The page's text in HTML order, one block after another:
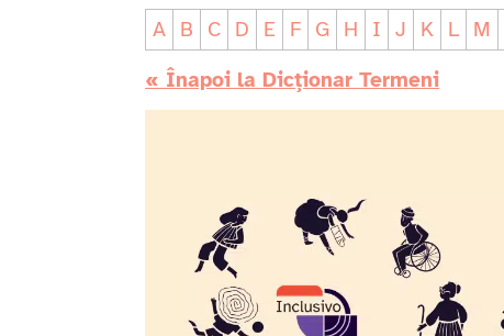
A B C D E F G H I J K L M
« Înapoi la Dicționar Termeni